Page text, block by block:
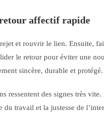
affectif rapide
et rouvrir le lien. Ensuite,
le retour pour éviter une
sincère, durable et protégé.
des signes très vite.
travail et la justesse de